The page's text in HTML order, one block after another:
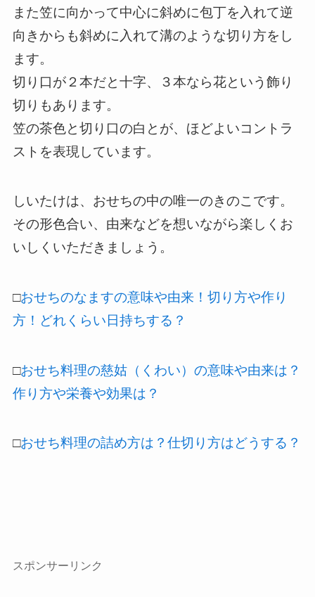
また笠に向かって中心に斜めに包丁を入れて逆
向きからも斜めに入れて溝のような切り方をし
ます。
切り口が２本だと十字、３本なら花という飾り
切りもあります。
笠の茶色と切り口の白とが、ほどよいコントラ
ストを表現しています。
しいたけは、おせちの中の唯一のきのこです。
その形色合い、由来などを想いながら楽しくお
いしくいただきましょう。
□おせちのなますの意味や由来！切り方や作り
方！どれくらい日持ちする？
□おせち料理の慈姑（くわい）の意味や由来は？
作り方や栄養や効果は？
□おせち料理の詰め方は？仕切り方はどうする？
スポンサーリンク